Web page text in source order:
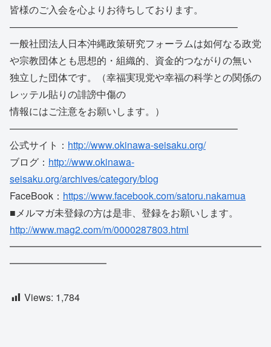
皆様のご入会を心よりお待ちしております。
———————————————————————–
一般社団法人日本沖縄政策研究フォーラムは如何なる政党
や宗教団体とも思想的・組織的、資金的つながりの無い
独立した団体です。（幸福実現党や幸福の科学との関係の
レッテル貼りの誹謗中傷の
情報にはご注意をお願いします。）
———————————————————————–
公式サイト： http://www.okinawa-seisaku.org/
ブログ： http://www.okinawa-
seisaku.org/archives/category/blog
FaceBook： https://www.facebook.com/satoru.nakamua
■メルマガ未登録の方は是非、登録をお願いします。
http://www.mag2.com/m/0000287803.html
━━━━━━━━━━━━━━━━━━━━━━━━━━
━━━━━━━━━━
Views: 1,784